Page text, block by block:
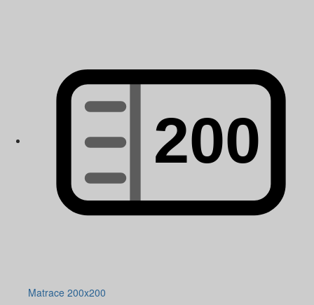
Matrace 200x200